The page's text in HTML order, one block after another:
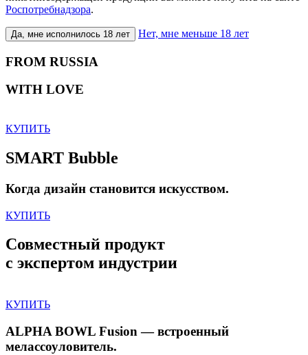
Роспотребнадзора.
Да, мне исполнилось 18 лет Нет, мне меньше 18 лет
FROM RUSSIA
WITH LOVE
КУПИТЬ
SMART Bubble
Когда дизайн становится искусством.
КУПИТЬ
Совместный продукт
с экспертом индустрии
КУПИТЬ
ALPHA BOWL Fusion — встроенный
мелассоуловитель.